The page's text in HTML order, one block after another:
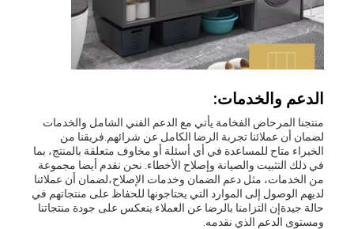
الدعم والخدمات:
منتجنا المرحاض الفخامة يأتي مع الدعم الفني الشامل والخدمات
لضمان أن عملائنا تجربة الرضا الكامل عن شرائهم.فريقنا من
الخبراء متاح للمساعدة في أي أسئلة أو مخاوف متعلقة بالمنتج، بما
في ذلك التثبيت والصيانة وإصلاح الأخطاء. نحن نقدم أيضا مجموعة
من الخدمات، مثل دعم الضمان وخدمات الإصلاح،لضمان أن عملائنا
لديهم الوصول إلى الموارد التي يحتاجونها للحفاظ على منتجاتهم في
حالة جيدةإن التزامنا بالرضا عن العملاء ينعكس على جودة منتجاتنا
ومستوى الدعم الذي نقدمه.